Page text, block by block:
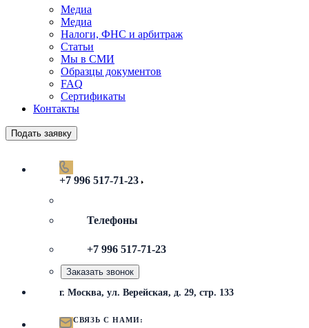
Медиа
Медиа
Налоги, ФНС и арбитраж
Статьи
Мы в СМИ
Образцы документов
FAQ
Сертификаты
Контакты
Подать заявку
+7 996 517-71-23
Телефоны
+7 996 517-71-23
Заказать звонок
г. Москва, ул. Верейская, д. 29, стр. 133
СВЯЗЬ С НАМИ: